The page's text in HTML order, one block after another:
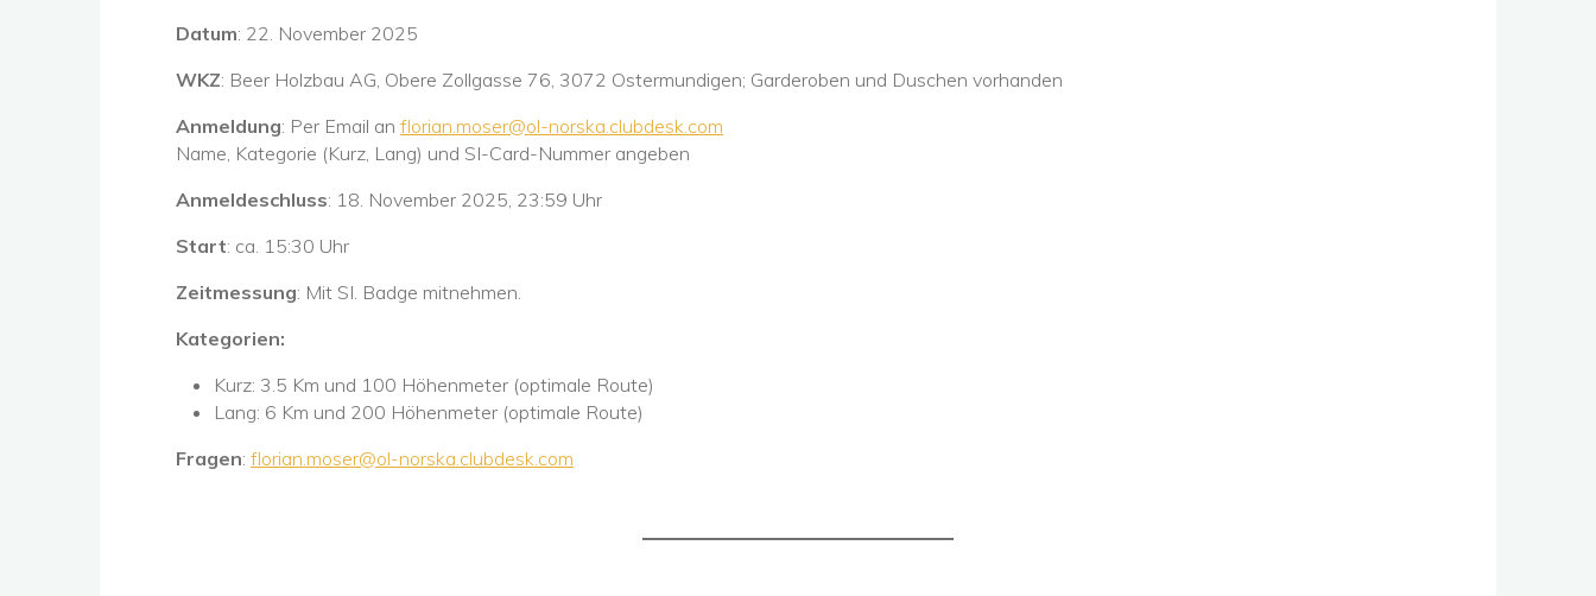
Datum: 22. November 2025
WKZ: Beer Holzbau AG, Obere Zollgasse 76, 3072 Ostermundigen; Garderoben und Duschen vorhanden
Anmeldung: Per Email an florian.moser@ol-norska.clubdesk.com
Name, Kategorie (Kurz, Lang) und SI-Card-Nummer angeben
Anmeldeschluss: 18. November 2025, 23:59 Uhr
Start: ca. 15:30 Uhr
Zeitmessung: Mit SI. Badge mitnehmen.
Kategorien:
Kurz: 3.5 Km und 100 Höhenmeter (optimale Route)
Lang: 6 Km und 200 Höhenmeter (optimale Route)
Fragen: florian.moser@ol-norska.clubdesk.com